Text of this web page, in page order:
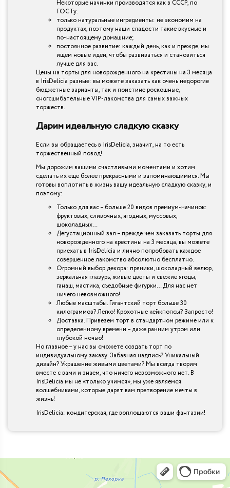
Некоторые начинки производятся как в СССР, по
ГОСТу.
только натуральные ингредиенты: не экономим на
продуктах, поэтому наши сладости такие вкусные и
по-настоящему домашние;
постоянное развитие: каждый день, как и прежде, мы
ищем новые идеи, чтобы развиваться и становиться
лучше для вас.
Цены на торты для новорожденного на крестины на 3 месяца
в IrisDelicia разные: вы можете заказать как очень недорогие
бюджетные варианты, так и поистине роскошные,
сногсшибательные VIP-лакомства для самых важных
торжеств.
Дарим идеальную сладкую сказку
Если вы обращаетесь в IrisDelicia, значит, на то есть
торжественный повод!
Мы дорожим вашими счастливыми моментами и хотим
сделать их еще более прекрасными и запоминающимися. Мы
готовы воплотить в жизнь вашу идеальную сладкую сказку, и
поэтому:
Только для вас – больше 20 видов премиум-начинок:
фруктовых, сливочных, ягодных, муссовых,
шоколадных…
Дегустационный зал – прежде чем заказать торты для
новорожденного на крестины на 3 месяца, вы можете
приехать в IrisDelicia и лично попробовать каждое
совершенное лакомство абсолютно бесплатно.
Огромный выбор декора: пряники, шоколадный велюр,
зеркальная глазурь, живые цветы и свежие ягоды,
ганаш, мастика, съедобные фигурки… Для нас нет
ничего невозможного!
Любые масштабы. Гигантский торт больше 30
килограммов? Легко! Крохотные кейкпопсы? Запросто!
Доставка. Привезем торт в стандартном режиме или к
определенному времени – даже ранним утром или
глубокой ночью!
Но главное – у нас вы сможете создать торт по
индивидуальному заказу. Забавная надпись? Уникальный
дизайн? Украшение живыми цветами? Мы всегда творим
вместе с вами и знаем, что ничего невозможного нет. В
IrisDelicia мы не «только учимся», мы уже являемся
волшебниками, которые дарят вам претворение мечты в
жизнь!
IrisDelicia: кондитерская, где воплощаются ваши фантазии!